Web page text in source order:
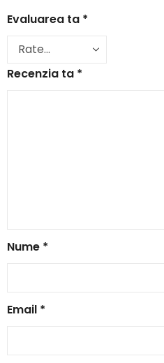
Evaluarea ta *
Recenzia ta *
Nume *
Email *